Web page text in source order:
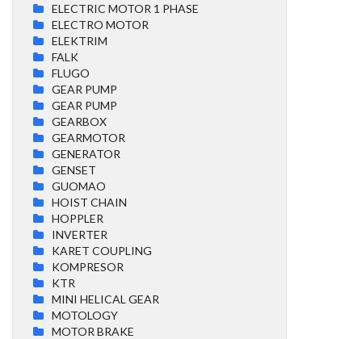
ELECTRIC MOTOR 1 PHASE
ELECTRO MOTOR
ELEKTRIM
FALK
FLUGO
GEAR PUMP
GEAR PUMP
GEARBOX
GEARMOTOR
GENERATOR
GENSET
GUOMAO
HOIST CHAIN
HOPPLER
INVERTER
KARET COUPLING
KOMPRESOR
KTR
MINI HELICAL GEAR
MOTOLOGY
MOTOR BRAKE